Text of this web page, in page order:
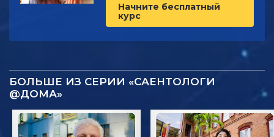
Начните бесплатный
курс
БОЛЬШЕ ИЗ СЕРИИ «САЕНТОЛОГИ
@ДОМА»